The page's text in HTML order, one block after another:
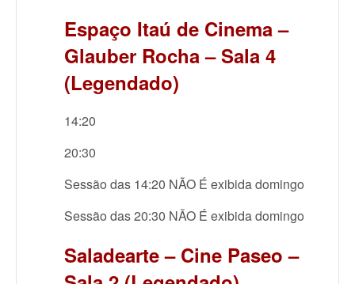
Espaço Itaú de Cinema –
Glauber Rocha – Sala 4
(Legendado)
14:20
20:30
Sessão das 14:20 NÃO É exibida domingo
Sessão das 20:30 NÃO É exibida domingo
Saladearte – Cine Paseo –